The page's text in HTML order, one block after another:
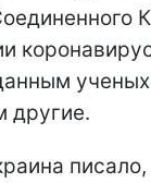
другие.
писало,